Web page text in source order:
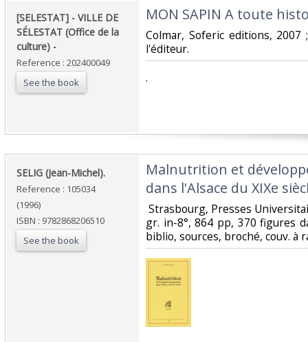
‎[SELESTAT] - VILLE DE
SÉLESTAT (Office de la
culture) - ‎
Reference : 202400049
See the book
‎MON SAPIN A toute
‎Colmar, Soferic editions,
l'éditeur.‎
‎.‎
‎SELIG (Jean-Michel).‎
Reference : 105034
(1996)
ISBN : 9782868206510
See the book
‎Malnutrition et
dans l'Alsace du XIXe
Strasbourg, Presses
gr. in-8°, 864 pp, 370 figures
biblio, sources, broché, couv. à